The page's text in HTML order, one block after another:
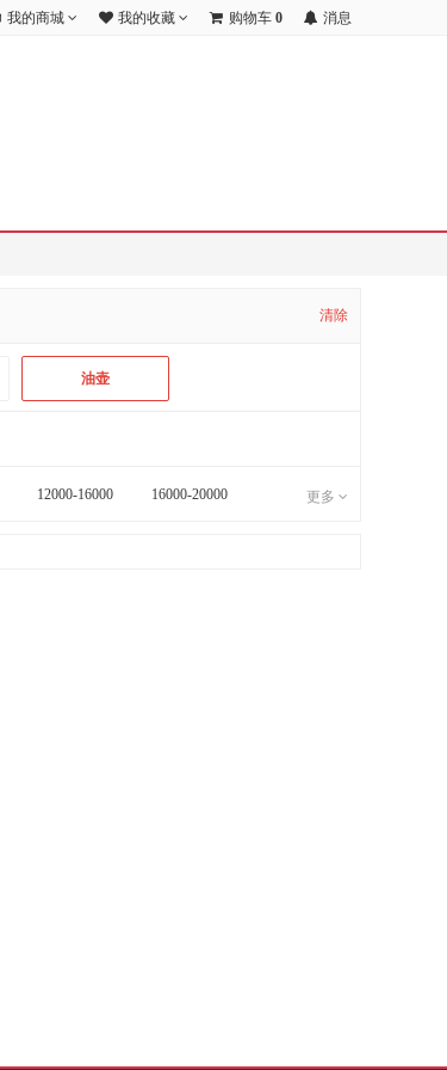
我的商城 我的收藏 购物车 0 消息
清除
油壶
12000-16000 16000-20000 更多